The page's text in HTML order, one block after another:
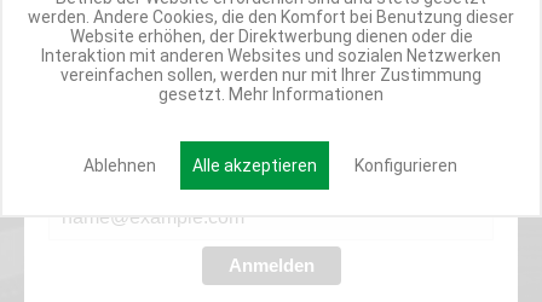
Werde Teil der Miweba Community!
Anmelden
werden. Andere Cookies, die den Komfort bei Benutzung dieser
Website erhöhen, der Direktwerbung dienen oder die
Interaktion mit anderen Websites und sozialen Netzwerken
vereinfachen sollen, werden nur mit Ihrer Zustimmung
gesetzt. Mehr Informationen
Ablehnen Alle akzeptieren Konfigurieren